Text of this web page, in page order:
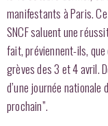
manifestants à Paris.
SNCF saluent une
fait, préviennent-ils,
grèves des 3 et 4 avril.
d’une journée
prochain”.